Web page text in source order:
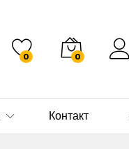
0 0
Контакт